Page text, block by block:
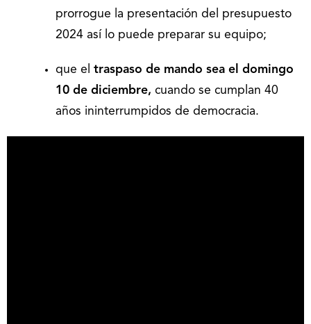
prorrogue la presentación del presupuesto
2024 así lo puede preparar su equipo;
que el traspaso de mando sea el domingo
10 de diciembre, cuando se cumplan 40
años ininterrumpidos de democracia.